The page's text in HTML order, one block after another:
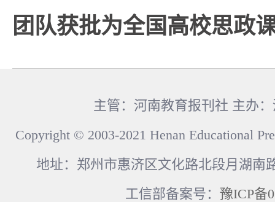
团队获批为全国高校思政
主管：河南教育报刊社 主办
Copyright © 2003-2021 Henan Educational
地址：郑州市惠济区文化路北段月湖南
工信部备案号： 豫ICP备